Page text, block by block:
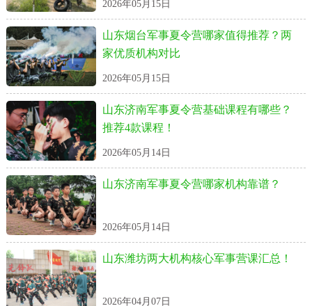
2026年05月15日
山东烟台军事夏令营哪家值得推荐？两
家优质机构对比
2026年05月15日
山东济南军事夏令营基础课程有哪些？
推荐4款课程！
2026年05月14日
山东济南军事夏令营哪家机构靠谱？
2026年05月14日
山东潍坊两大机构核心军事营课汇总！
2026年04月07日